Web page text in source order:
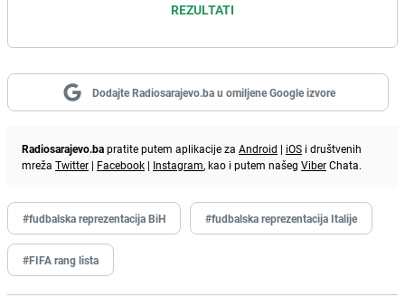
REZULTATI
Dodajte Radiosarajevo.ba u omiljene Google izvore
Radiosarajevo.bapratite putem aplikacije za Android | iOS i društvenih
mreža Twitter | Facebook | Instagram, kao i putem našeg ViberChata.
#fudbalska reprezentacija BiH #fudbalska reprezentacija Italije
#FIFA rang lista